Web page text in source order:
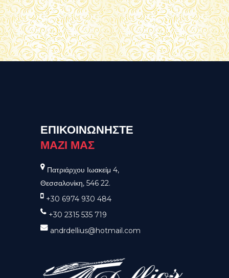
ΕΠΙΚΟΙΝΩΝΗΣΤΕ
ΜΑΖΙ ΜΑΣ
Πατριάρχου Ιωακείμ 4,
Θεσσαλονίκη, 546 22.
+30 6974 930 484
+30 2315 535 719
andrdellius@hotmail.com